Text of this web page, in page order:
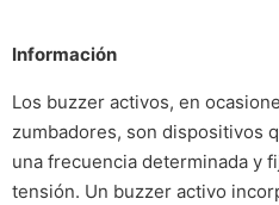
Información
Los buzzer activos, en
zumbadores, son dispositivos
una frecuencia determinada y
tensión. Un buzzer activo